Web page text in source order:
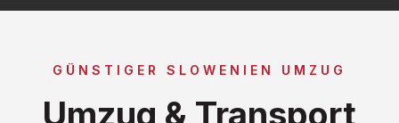
GÜNSTIGER SLOWENIEN UMZUG
Umzug & Transport